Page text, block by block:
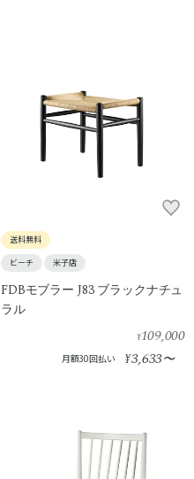
送料無料
ビーチ
米子店
FDBモブラー J83 ブラックナチュ
ラル
¥109,000
月額30回払い ¥3,633〜